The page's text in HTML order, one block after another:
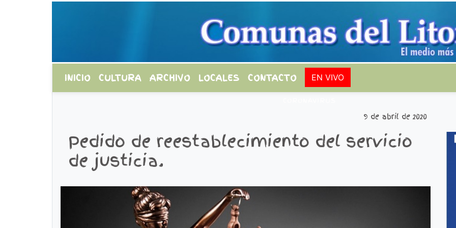
INICIO CULTURA ARCHIVO LOCALES CONTACTO EN VIVO
9 de abril de 2020
Pedido de reestablecimiento del servicio
de justicia.